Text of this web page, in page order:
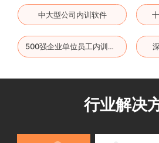
中大型公司内训软件
500强企业单位员工内训平台
行业解决